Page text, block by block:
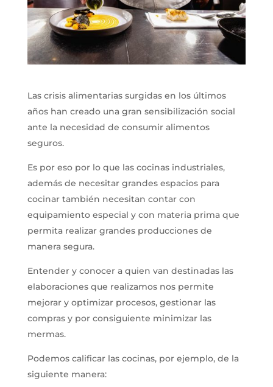
Las crisis alimentarias surgidas en los últimos
años han creado una gran sensibilización social
ante la necesidad de consumir alimentos
seguros.
Es por eso por lo que las cocinas industriales,
además de necesitar grandes espacios para
cocinar también necesitan contar con
equipamiento especial y con materia prima que
permita realizar grandes producciones de
manera segura.
Entender y conocer a quien van destinadas las
elaboraciones que realizamos nos permite
mejorar y optimizar procesos, gestionar las
compras y por consiguiente minimizar las
mermas.
Podemos calificar las cocinas, por ejemplo, de la
siguiente manera: